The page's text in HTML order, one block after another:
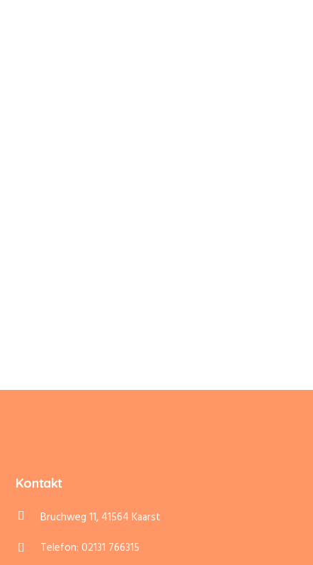
Kontakt
Bruchweg 11, 41564 Kaarst
Telefon: 02131 766315